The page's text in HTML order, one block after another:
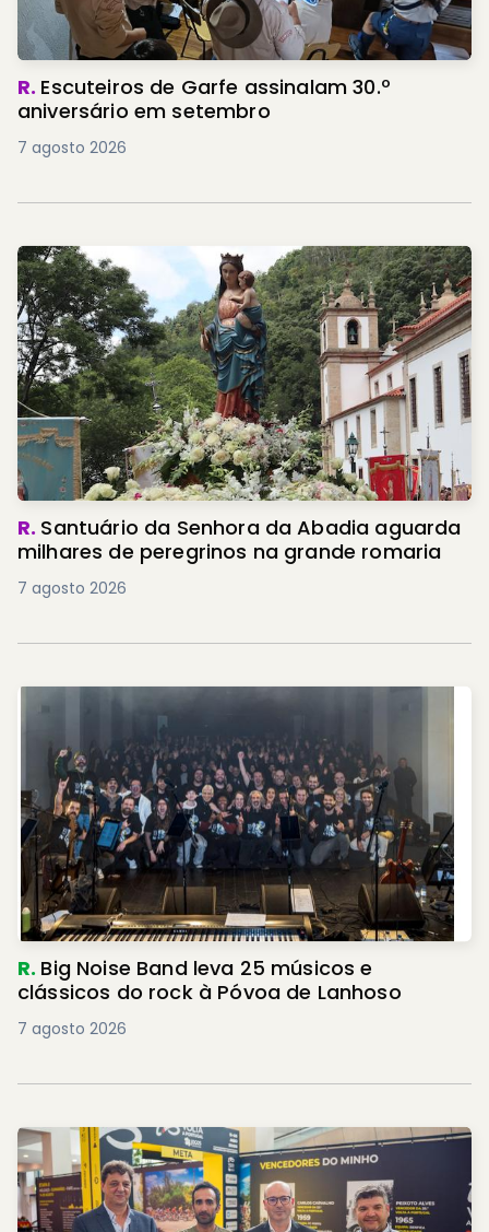
R. Escuteiros de Garfe assinalam 30.º
aniversário em setembro
7 agosto 2026
R. Santuário da Senhora da Abadia aguarda
milhares de peregrinos na grande romaria
7 agosto 2026
R. Big Noise Band leva 25 músicos e
clássicos do rock à Póvoa de Lanhoso
7 agosto 2026